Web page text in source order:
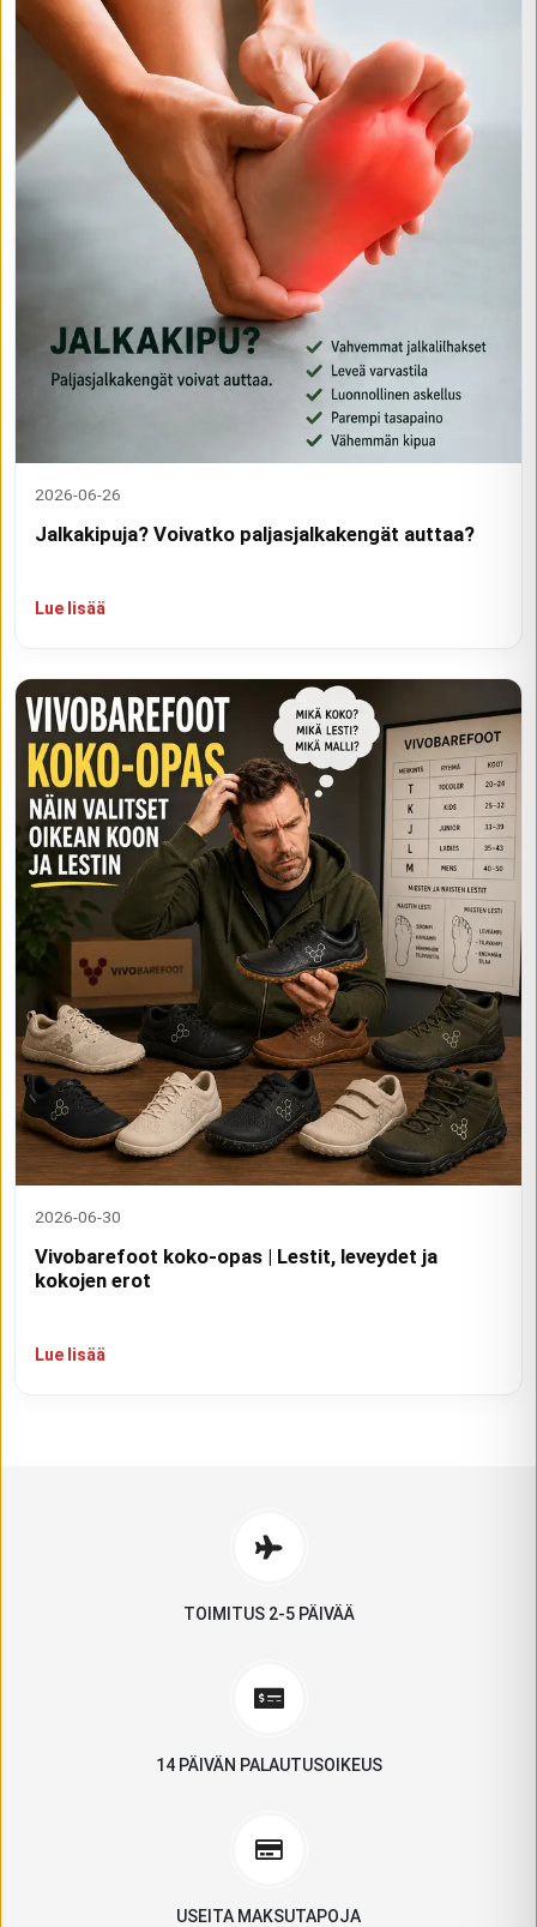
2026-06-26
Jalkakipuja? Voivatko paljasjalkakengät auttaa?
Lue lisää
2026-06-30
Vivobarefoot koko-opas | Lestit, leveydet ja
kokojen erot
Lue lisää
TOIMITUS 2-5 PÄIVÄÄ
14 PÄIVÄN PALAUTUSOIKEUS
USEITA MAKSUTAPOJA